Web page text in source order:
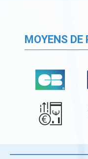
MOYENS DE